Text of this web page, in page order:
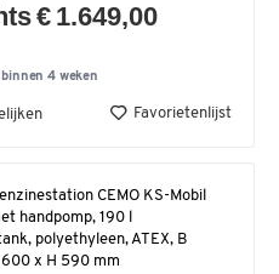
€ 1.649,00
binnen 4 weken
Favorietenlijst
CEMO KS-Mobil
handpomp, 190 l
polyethyleen, ATEX, B
x H 590 mm